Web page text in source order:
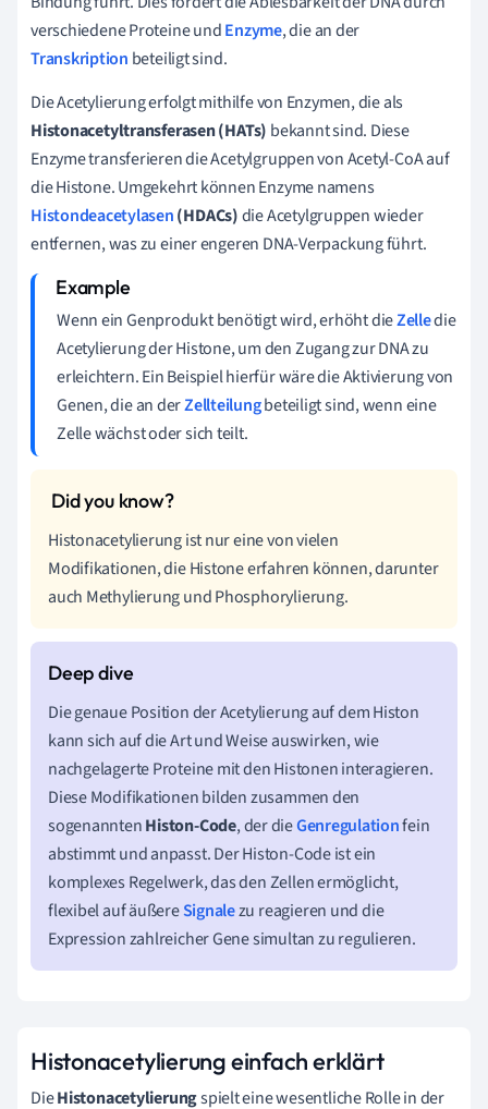
verschiedene Proteine undEnzyme, die an der
Transkription beteiligt sind.
Die Acetylierung erfolgt mithilfe von Enzymen, die als
Histonacetyltransferasen (HATs) bekannt sind. Diese
Enzyme transferieren die Acetylgruppen von Acetyl-CoA auf
die Histone. Umgekehrt können Enzyme namens
Histondeacetylasen(HDACs)die Acetylgruppen wieder
entfernen, was zu einer engeren DNA-Verpackung führt.
Wenn ein Genprodukt benötigt wird, erhöht dieZelledie
Acetylierung der Histone, um den Zugang zur DNA zu
erleichtern. Ein Beispiel hierfür wäre die Aktivierung von
Genen, die an derZellteilungbeteiligt sind, wenn eine
Zelle wächst oder sich teilt.
Histonacetylierung ist nur eine von vielen
Modifikationen, die Histone erfahren können, darunter
auch Methylierung und Phosphorylierung.
Die genaue Position der Acetylierung auf dem Histon
kann sich auf die Art und Weise auswirken, wie
nachgelagerte Proteine mit den Histonen interagieren.
Diese Modifikationen bilden zusammen den
sogenanntenHiston-Code, der dieGenregulationfein
abstimmt und anpasst. Der Histon-Code ist ein
komplexes Regelwerk, das den Zellen ermöglicht,
flexibel auf äußereSignalezu reagieren und die
Expression zahlreicher Gene simultan zu regulieren.
Histonacetylierung einfach erklärt
DieHistonacetylierungspielt eine wesentliche Rolle in der